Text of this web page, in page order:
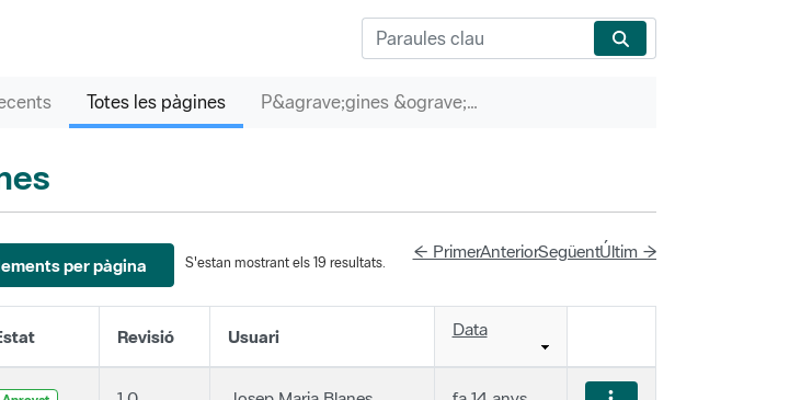
Totes les pàgines P&agrave;gines &ograve;rfenes
per pàgina S'estan mostrant els 19 resultats.
← PrimerAnteriorSegüentÚltim →
Revisió Usuari Data